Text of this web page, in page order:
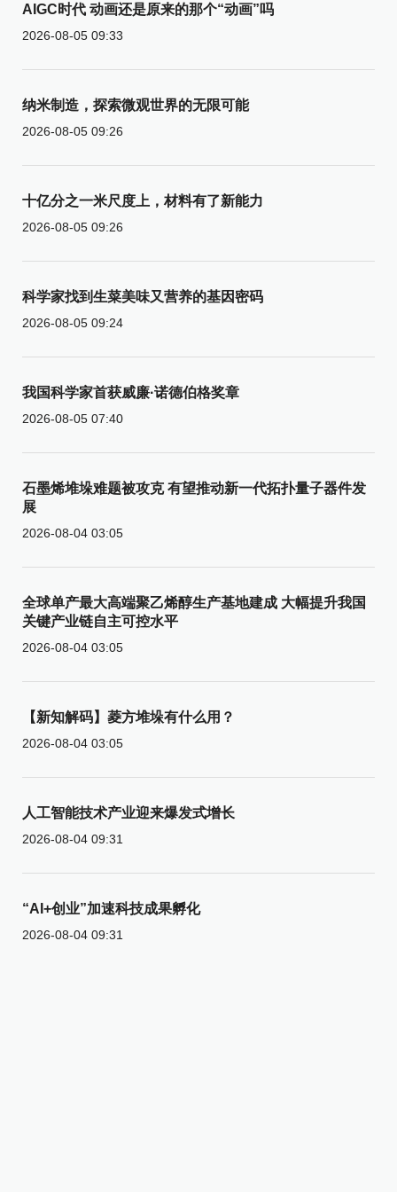
AIGC时代 动画还是原来的那个“动画”吗
2026-08-05 09:33
纳米制造，探索微观世界的无限可能
2026-08-05 09:26
十亿分之一米尺度上，材料有了新能力
2026-08-05 09:26
科学家找到生菜美味又营养的基因密码
2026-08-05 09:24
我国科学家首获威廉·诺德伯格奖章
2026-08-05 07:40
石墨烯堆垛难题被攻克 有望推动新一代拓扑量子器件发
展
2026-08-04 03:05
全球单产最大高端聚乙烯醇生产基地建成 大幅提升我国
关键产业链自主可控水平
2026-08-04 03:05
【新知解码】菱方堆垛有什么用？
2026-08-04 03:05
人工智能技术产业迎来爆发式增长
2026-08-04 09:31
“AI+创业”加速科技成果孵化
2026-08-04 09:31